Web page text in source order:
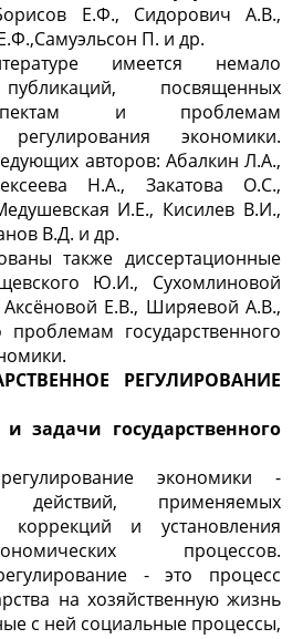
Е.Ф., Сидорович А.В.,
П. и др.
имеется немало
посвященных
и проблемам
регулирования экономики.
авторов: Абалкин Л.А.,
Н.А., Закатова О.С.,
И.Е., Кисилев В.И.,
В.Д. и др.
также диссертационные
Ю.И., Сухомлиновой
Е.В., Ширяевой А.В.,
государственного
РЕГУЛИРОВАНИЕ
задачи государственного
регулирование экономики -
применяемых
коррекций и установления
процессов.
- это процесс
на хозяйственную жизнь
с ней социальные процессы,